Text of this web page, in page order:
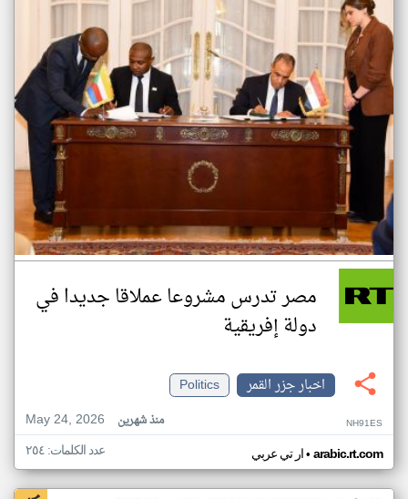
مصر تدرس مشروعا عملاقا جديدا في
دولة إفريقية
اخبار جزر القمر
Politics
May 24, 2026
منذ شهرين NH91ES
ار تي عربي• arabic.rt.com عدد الكلمات: ٢٥٤